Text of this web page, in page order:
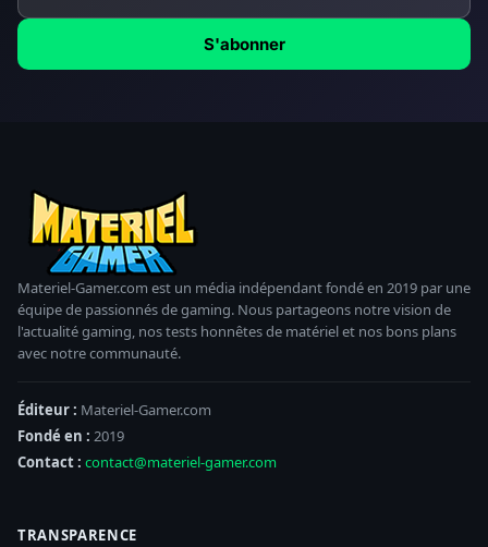
S'abonner
Materiel-Gamer.com est un média indépendant fondé en 2019 par une
équipe de passionnés de gaming. Nous partageons notre vision de
l'actualité gaming, nos tests honnêtes de matériel et nos bons plans
avec notre communauté.
Éditeur : Materiel-Gamer.com
Fondé en : 2019
Contact : contact@materiel-gamer.com
TRANSPARENCE